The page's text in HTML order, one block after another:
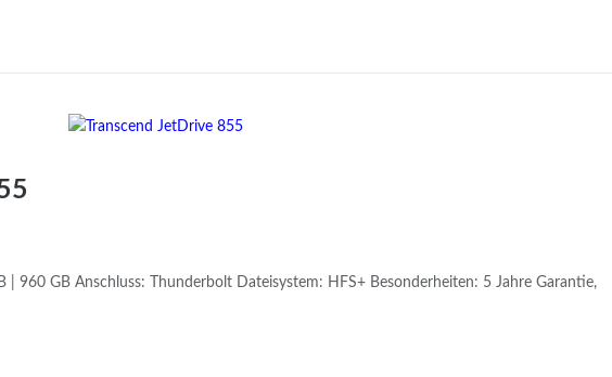
960 GB Anschluss: Thunderbolt Dateisystem: HFS+ Besonderheiten: 5 Jahre Garantie,